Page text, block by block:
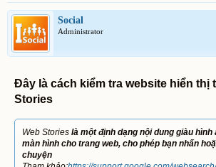
Social
Administrator
Đây là cách kiểm tra website hiển thị
Stories
Web Stories là một định dạng nội dung giàu hình
màn hình cho trang web, cho phép bạn nhấn
chuyện